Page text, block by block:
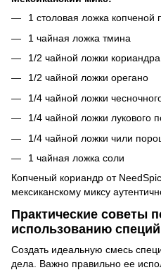
1 столовая ложка копченой
1 чайная ложка тмина
1/2 чайной ложки кориандра
1/2 чайной ложки орегано
1/4 чайной ложки
1/4 чайной ложки лукового
1/4 чайной ложки чили
1 чайная ложка соли
Копченый кориандр от
мексиканскому миксу
Практические советы
использованию специй
Создать идеальную смесь
дела. Важно правильно ее